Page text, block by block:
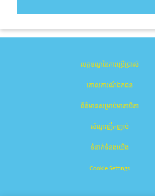
លក្ខខណ្ឌនៃការប្រើប្រាស់
គោលការណ៍ឯកជន
ព័ត៌មានសម្រាប់មាតាបិតា
សំណួរញឹកញាប់
ទំនាក់ទំនងយើង
Cookie Settings